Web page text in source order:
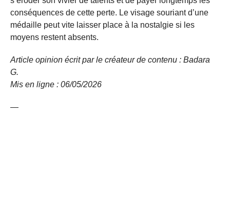
conséquences de cette perte. Le visage souriant d’une
médaille peut vite laisser place à la nostalgie si les
moyens restent absents.
Article opinion écrit par le créateur de contenu : Badara
G.
Mis en ligne : 06/05/2026
—